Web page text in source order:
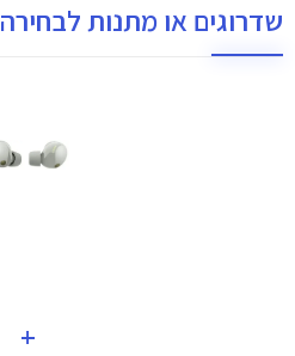
שדרוגים או מתנות לבחירה
+